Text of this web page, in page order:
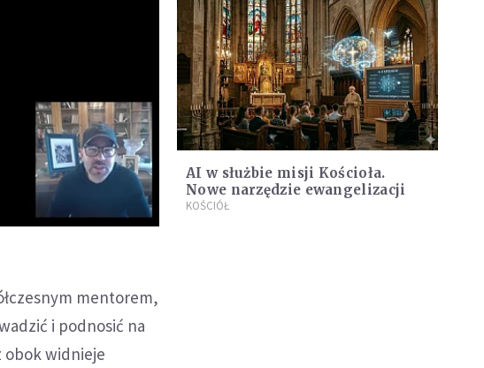
mentorem,
i podnosić na
obok widnieje
AI w służbie misji Kościoła.
Nowe narzędzie ewangelizacji
KOŚCIÓŁ